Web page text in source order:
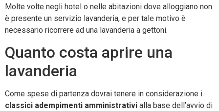
Molte volte negli hotel o nelle abitazioni dove alloggiano non
è presente un servizio lavanderia, e per tale motivo è
necessario ricorrere ad una lavanderia a gettoni.
Quanto costa aprire una
lavanderia
Come spese di partenza dovrai tenere in considerazione i
classici adempimenti amministrativi alla base dell’avvio di